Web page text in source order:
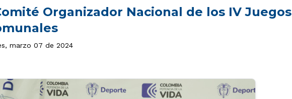
Organizador Nacional de los IV Juegos
marzo 07 de 2024